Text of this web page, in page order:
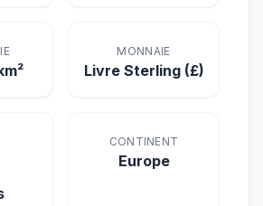
MONNAIE
Livre Sterling (£)
CONTINENT
Europe